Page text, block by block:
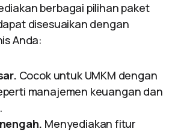
berbagai pilihan paket
disesuaikan dengan
Anda:
Cocok untuk UMKM dengan
manajemen keuangan dan
Menyediakan fitur